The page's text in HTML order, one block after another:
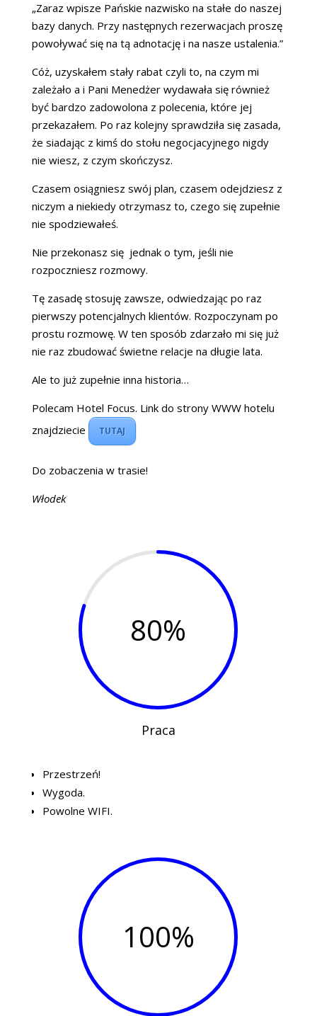
„Zaraz wpisze Pańskie nazwisko na stałe do naszej
bazy danych. Przy następnych rezerwacjach proszę
powoływać się na tą adnotację i na nasze ustalenia.”
Cóż, uzyskałem stały rabat czyli to, na czym mi
zależało a i Pani Menedżer wydawała się również
być bardzo zadowolona z polecenia, które jej
przekazałem. Po raz kolejny sprawdziła się zasada,
że siadając z kimś do stołu negocjacyjnego nigdy
nie wiesz, z czym skończysz.
Czasem osiągniesz swój plan, czasem odejdziesz z
niczym a niekiedy otrzymasz to, czego się zupełnie
nie spodziewałeś.
Nie przekonasz się jednak o tym, jeśli nie
rozpoczniesz rozmowy.
Tę zasadę stosuję zawsze, odwiedzając po raz
pierwszy potencjalnych klientów. Rozpoczynam po
prostu rozmowę. W ten sposób zdarzało mi się już
nie raz zbudować świetne relacje na długie lata.
Ale to już zupełnie inna historia…
Polecam Hotel Focus. Link do strony WWW hotelu
znajdziecie
TUTAJ
Do zobaczenia w trasie!
Włodek
80%
Praca
Przestrzeń!
Wygoda.
Powolne WIFI.
100%